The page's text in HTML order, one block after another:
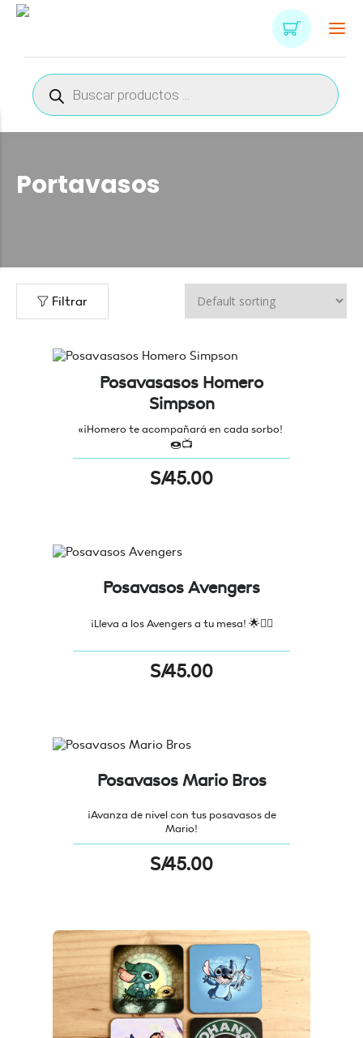
Búsqueda
de
productos
Portavasos
Filtrar
Posavasasos Homero
Simpson
«¡Homero te acompañará en cada sorbo!
🍩📺
S/45.00
Posavasos Avengers
¡Lleva a los Avengers a tu mesa! 🌟🦸‍♂️
S/45.00
Posavasos Mario Bros
¡Avanza de nivel con tus posavasos de
Mario!
S/45.00